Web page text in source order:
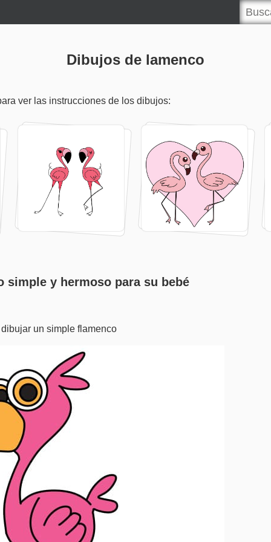
Dibujos de lamenco
ver las instrucciones de los dibujos:
simple y hermoso para su bebé
un simple flamenco